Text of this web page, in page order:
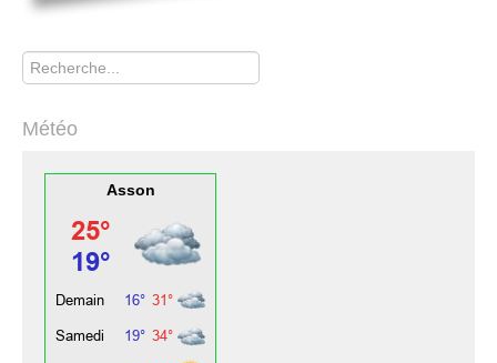
Rechercher
Météo
Asson